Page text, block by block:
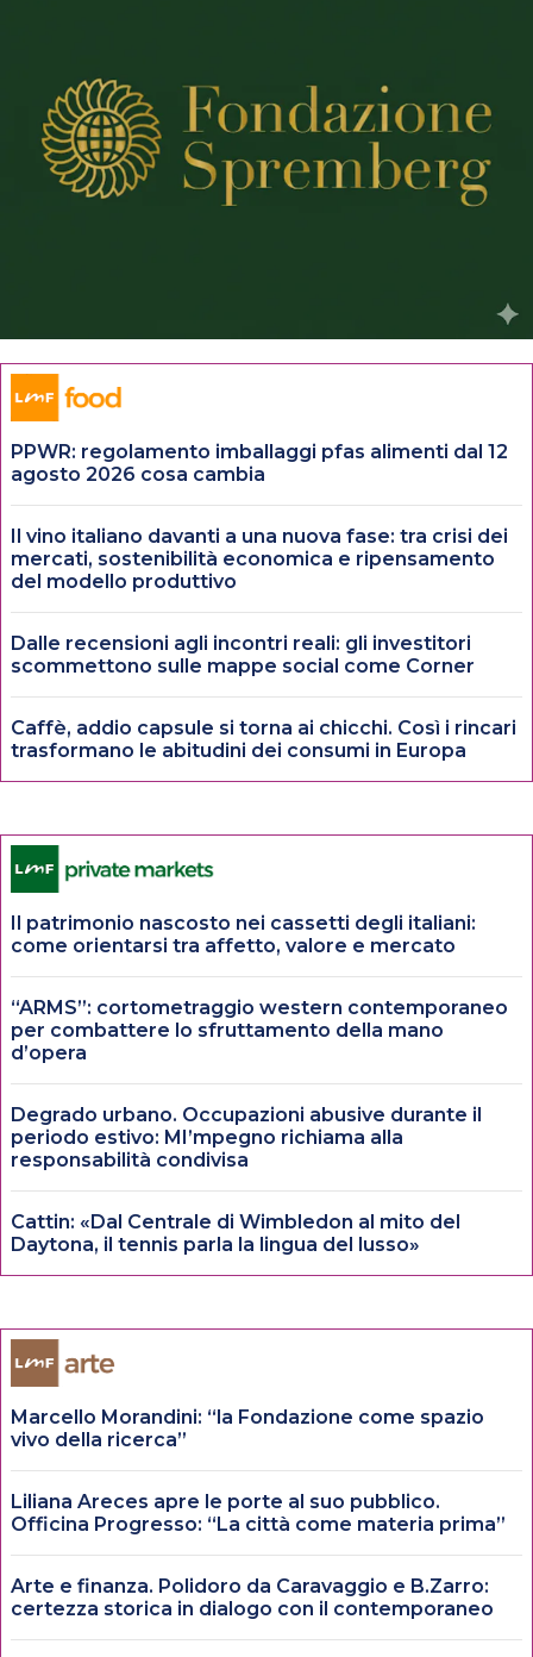
PPWR: regolamento imballaggi pfas alimenti dal 12
agosto 2026 cosa cambia
Il vino italiano davanti a una nuova fase: tra crisi dei
mercati, sostenibilità economica e ripensamento
del modello produttivo
Dalle recensioni agli incontri reali: gli investitori
scommettono sulle mappe social come Corner
Caffè, addio capsule si torna ai chicchi. Così i rincari
trasformano le abitudini dei consumi in Europa
Il patrimonio nascosto nei cassetti degli italiani:
come orientarsi tra affetto, valore e mercato
“ARMS”: cortometraggio western contemporaneo
per combattere lo sfruttamento della mano
d’opera
Degrado urbano. Occupazioni abusive durante il
periodo estivo: MI’mpegno richiama alla
responsabilità condivisa
Cattin: «Dal Centrale di Wimbledon al mito del
Daytona, il tennis parla la lingua del lusso»
Marcello Morandini: “la Fondazione come spazio
vivo della ricerca”
Liliana Areces apre le porte al suo pubblico.
Officina Progresso: “La città come materia prima”
Arte e finanza. Polidoro da Caravaggio e B.Zarro:
certezza storica in dialogo con il contemporaneo